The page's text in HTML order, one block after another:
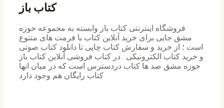
کتاب باز
فروشگاه اینترنتی کتاب باز وابسته به مجموعه حوزه
مشق جایی برای خرید ‌آنلاین کتاب با فرمت های متنوع
است ؛ از خرید و سفارش کتاب چاپی تا دانلود کتاب صوتی
و خرید کتاب الکترونیکی . در کتاب فروشی آنلاین کتاب باز
حوزه مشق صد ها کتاب دردسترس است که در میان انها
کتاب رایگان هم وجود دارد